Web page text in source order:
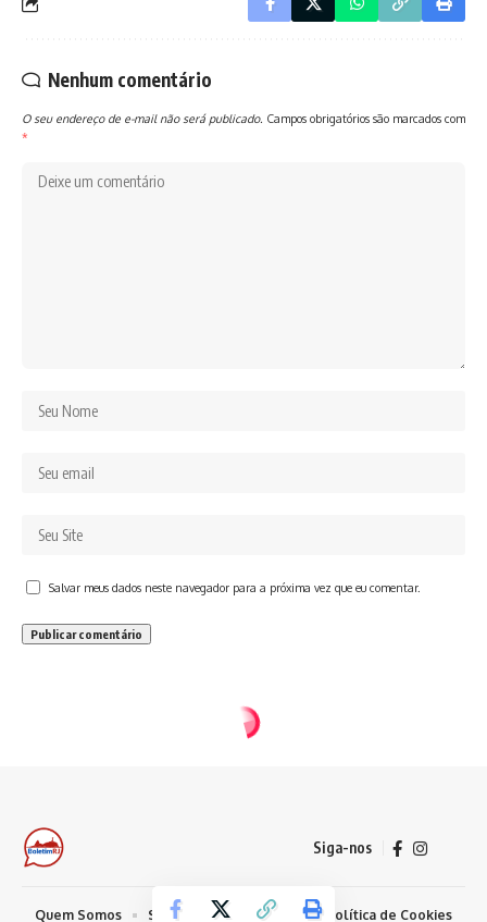
Nenhum comentário
O seu endereço de e-mail não será publicado. Campos obrigatórios são marcados com
*
Salvar meus dados neste navegador para a próxima vez que eu comentar.
Siga-nos
Quem Somos Sobre Nosso Conteúdo Política de Cookies